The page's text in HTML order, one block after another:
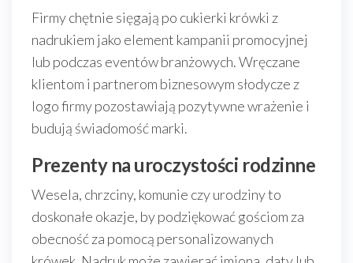
Firmy chętnie sięgają po cukierki krówki z
nadrukiem jako element kampanii promocyjnej
lub podczas eventów branżowych. Wręczane
klientom i partnerom biznesowym słodycze z
logo firmy pozostawiają pozytywne wrażenie i
budują świadomość marki.
Prezenty na uroczystości rodzinne
Wesela, chrzciny, komunie czy urodziny to
doskonałe okazje, by podziękować gościom za
obecność za pomocą personalizowanych